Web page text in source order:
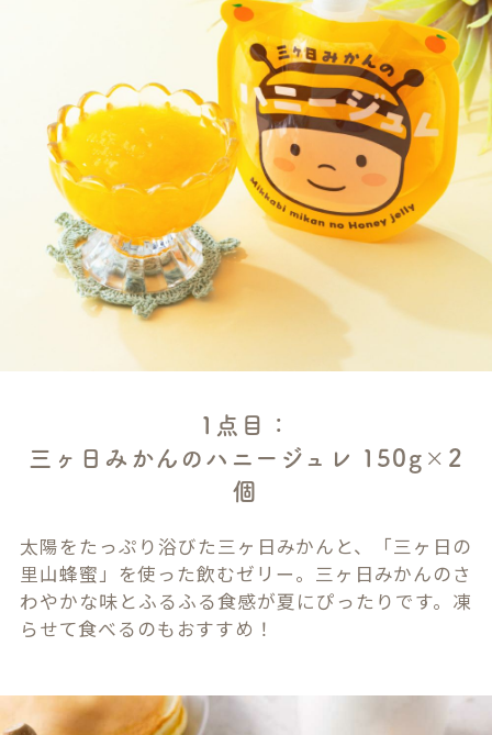
1点目：
三ヶ日みかんのハニージュレ 150g×2
個
太陽をたっぷり浴びた三ヶ日みかんと、「三ヶ日の
里山蜂蜜」を使った飲むゼリー。三ヶ日みかんのさ
わやかな味とふるふる食感が夏にぴったりです。凍
らせて食べるのもおすすめ！